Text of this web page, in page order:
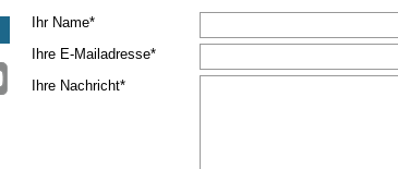
Pflichtfeld
Ihr Name*
Pflichtfeld
Ihre E-Mailadresse*
Pflichtfeld
Ihre Nachricht*